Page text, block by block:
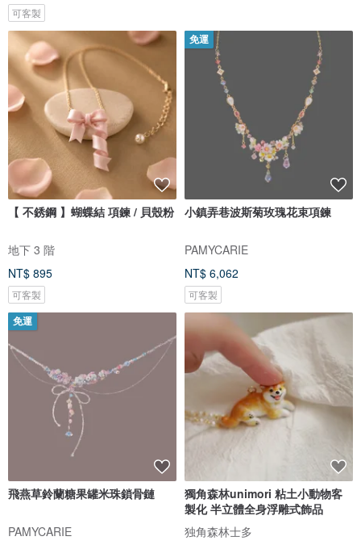
可客製
【 不銹鋼 】蝴蝶結 項鍊 / 貝殼粉
地下 3 階
NT$ 895
可客製
免運
小鎮弄巷波斯菊玫瑰花束項鍊
PAMYCARIE
NT$ 6,062
可客製
免運
飛燕草鈴蘭糖果罐米珠鎖骨鏈
PAMYCARIE
獨角森林unimori 粘土小動物客
製化 半立體全身浮雕式飾品
独角森林士多